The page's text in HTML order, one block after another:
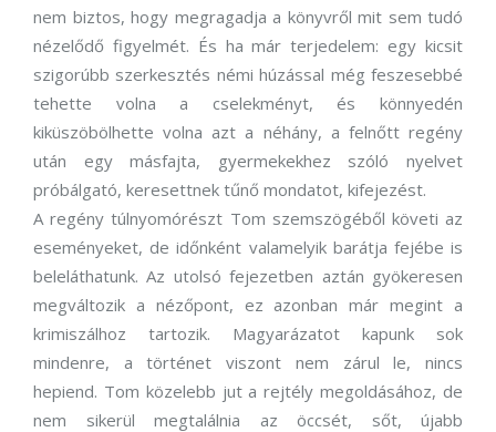
nem biztos, hogy megragadja a könyvről mit sem tudó
nézelődő figyelmét. És ha már terjedelem: egy kicsit
szigorúbb szerkesztés némi húzással még feszesebbé
tehette volna a cselekményt, és könnyedén
kiküszöbölhette volna azt a néhány, a felnőtt regény
után egy másfajta, gyermekekhez szóló nyelvet
próbálgató, keresettnek tűnő mondatot, kifejezést.
A regény túlnyomórészt Tom szemszögéből követi az
eseményeket, de időnként valamelyik barátja fejébe is
beleláthatunk. Az utolsó fejezetben aztán gyökeresen
megváltozik a nézőpont, ez azonban már megint a
krimiszálhoz tartozik. Magyarázatot kapunk sok
mindenre, a történet viszont nem zárul le, nincs
hepiend. Tom közelebb jut a rejtély megoldásához, de
nem sikerül megtalálnia az öccsét, sőt, újabb